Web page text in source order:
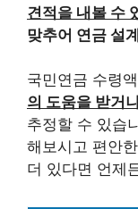
견적을 내볼 수
맞추어 연금 설계
국민연금 수령
의 도움을 받거
추정할 수 있습
해보시고 편안
더 있다면 언제